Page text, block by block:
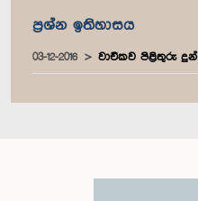
ප්‍රශ්න ඉතිහාසය
03-12-2016 වාචිකව පිළිතුරු දුන්